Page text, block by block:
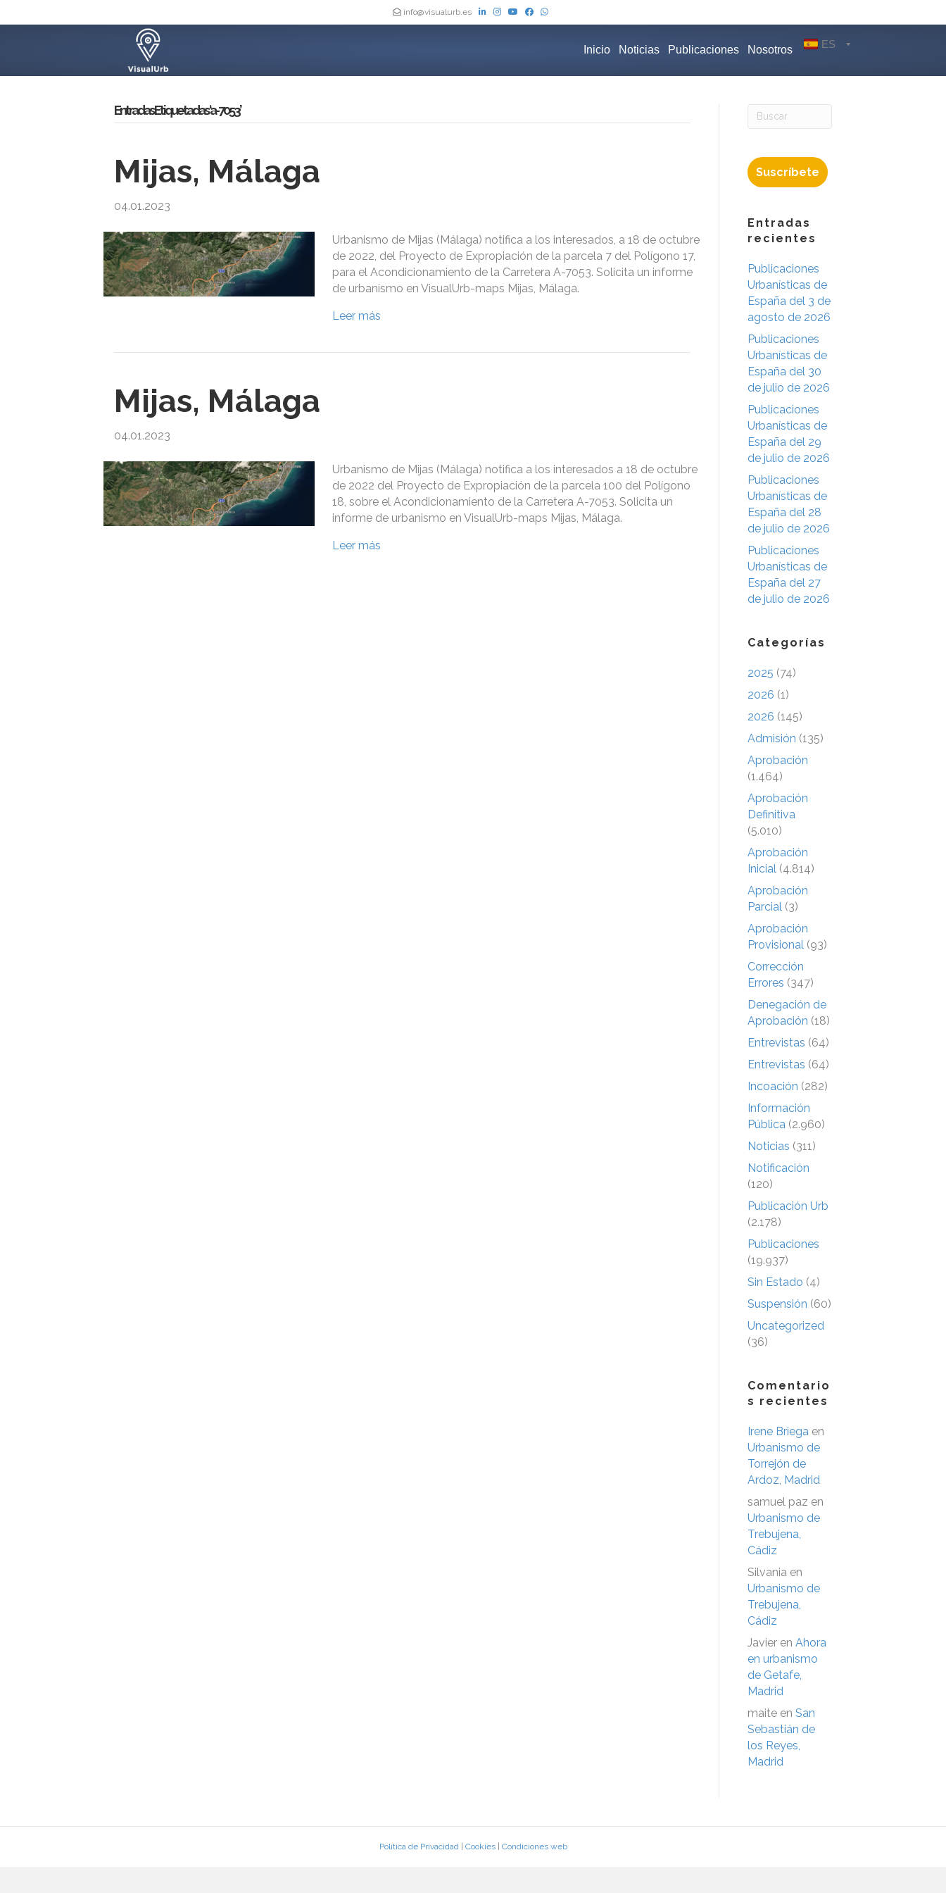
info@visualurb.es
Inicio Noticias Publicaciones Nosotros ES
Entradas Etiquetadas ‘a-7053’
Mijas, Málaga
04.01.2023
Urbanismo de Mijas (Málaga) notifica a los interesados, a 18 de octubre
de 2022, del Proyecto de Expropiación de la parcela 7 del Polígono 17,
para el Acondicionamiento de la Carretera A-7053. Solicita un informe
de urbanismo en VisualUrb-maps Mijas, Málaga.
Leer más
Mijas, Málaga
04.01.2023
Urbanismo de Mijas (Málaga) notifica a los interesados a 18 de octubre
de 2022 del Proyecto de Expropiación de la parcela 100 del Polígono
18, sobre el Acondicionamiento de la Carretera A-7053. Solicita un
informe de urbanismo en VisualUrb-maps Mijas, Málaga.
Leer más
Suscríbete
Entradas
recientes
Publicaciones
Urbanísticas de
España del 3 de
agosto de 2026
Publicaciones
Urbanísticas de
España del 30
de julio de 2026
Publicaciones
Urbanísticas de
España del 29
de julio de 2026
Publicaciones
Urbanísticas de
España del 28
de julio de 2026
Publicaciones
Urbanísticas de
España del 27
de julio de 2026
Categorías
2025 (74)
2026 (1)
2026 (145)
Admisión (135)
Aprobación
(1.464)
Aprobación
Definitiva
(5.010)
Aprobación
Inicial (4.814)
Aprobación
Parcial (3)
Aprobación
Provisional (93)
Corrección
Errores (347)
Denegación de
Aprobación (18)
Entrevistas (64)
Entrevistas (64)
Incoación (282)
Información
Pública (2.960)
Noticias (311)
Notificación
(120)
Publicación Urb
(2.178)
Publicaciones
(19.937)
Sin Estado (4)
Suspensión (60)
Uncategorized
(36)
Comentario
s recientes
Irene Briega en
Urbanismo de
Torrejón de
Ardoz, Madrid
samuel paz en
Urbanismo de
Trebujena,
Cádiz
Silvania en
Urbanismo de
Trebujena,
Cádiz
Javier en Ahora
en urbanismo
de Getafe,
Madrid
maite en San
Sebastián de
los Reyes,
Madrid
Política de Privacidad| Cookies| Condiciones web